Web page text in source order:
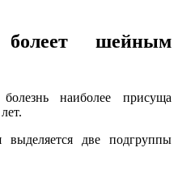
шейным
наиболее присуща
две подгруппы